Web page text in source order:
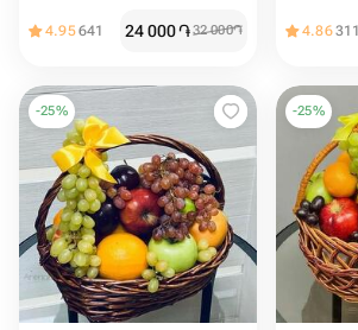
4.95641 24 000֏32 000֏ 4.86311
-25% -25%